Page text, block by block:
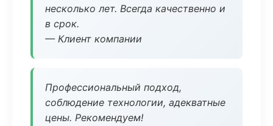
несколько лет. Всегда качественно и
в срок.
— Клиент компании
Профессиональный подход,
соблюдение технологии, адекватные
цены. Рекомендуем!